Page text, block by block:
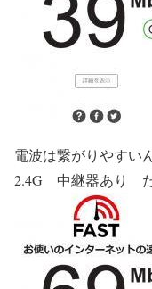
電波は繋がりやすい
2.4G 中継器あり